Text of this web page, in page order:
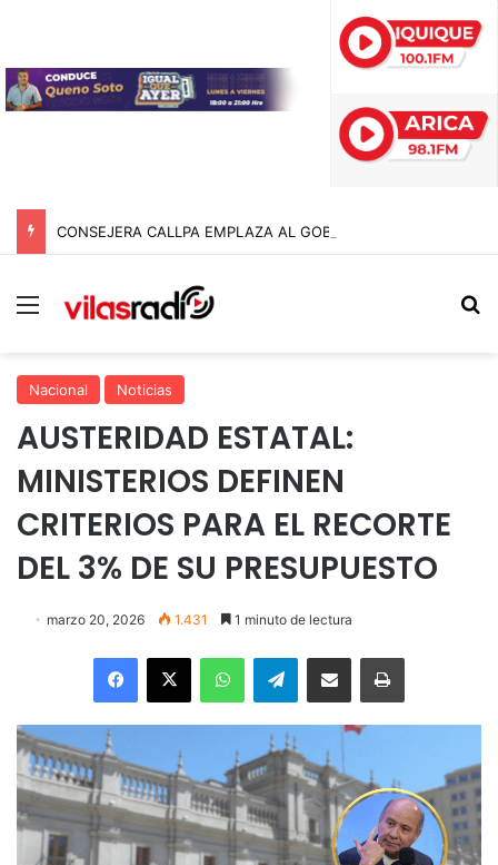
Menú
Nacional Noticias
AUSTERIDAD ESTATAL:
MINISTERIOS DEFINEN
CRITERIOS PARA EL RECORTE
DEL 3% DE SU PRESUPUESTO
marzo 20, 2026 1.431 1 minuto de lectura
Facebook
X WhatsAppTelegramEnviar vía email Imprimir